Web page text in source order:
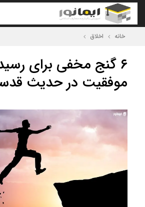
خانه اخلاق
۶ گنج مخفی برای
موفقیت در حدیث